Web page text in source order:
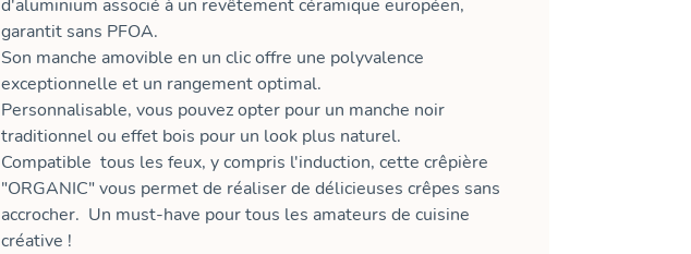
d'aluminium associé à un revêtement céramique européen,
garantit sans PFOA.
Son manche amovible en un clic offre une polyvalence
exceptionnelle et un rangement optimal.
Personnalisable, vous pouvez opter pour un manche noir
traditionnel ou effet bois pour un look plus naturel.
Compatible tous les feux, y compris l'induction, cette crêpière
"ORGANIC" vous permet de réaliser de délicieuses crêpes sans
accrocher. Un must-have pour tous les amateurs de cuisine
créative !